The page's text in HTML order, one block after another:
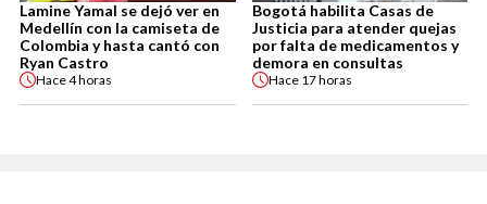
Lamine Yamal se dejó ver en
Medellín con la camiseta de
Colombia y hasta cantó con
Ryan Castro
Hace4 horas
Bogotá habilita Casas de
Justicia para atender quejas
por falta de medicamentos y
demora en consultas
Hace 17 horas